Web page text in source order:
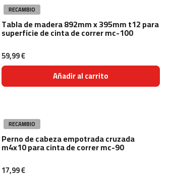
beli-
150
rodillos
bicicleta
rob-
rob-
step
ps-
150
de
RECAMBIO
Tabla de madera 892mm x 395mm t12 para
superficie de cinta de correr mc-100
59,99 €
Añadir al carrito
RECAMBIO
Perno de cabeza empotrada cruzada
m4x10 para cinta de correr mc-90
17,99 €